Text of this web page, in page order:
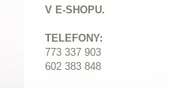
V E-SHOPU.
TELEFONY:
773 337 903
602 383 848